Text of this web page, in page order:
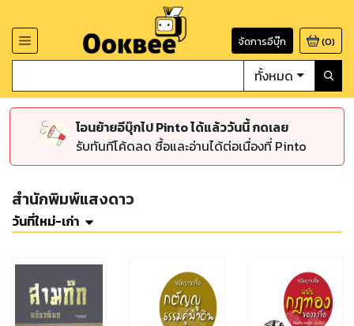
จัดการอีบุ๊ก (0)
ทั้งหมด
โอนย้ายอีบุ๊กไป Pinto ได้แล้ววันนี้ กดเลย
รับทันทีโค้ดลด ซื้อและอ่านได้ต่อเนื่องที่ Pinto
สำนักพิมพ์แสงดาว
วันที่ใหม่-เก่า